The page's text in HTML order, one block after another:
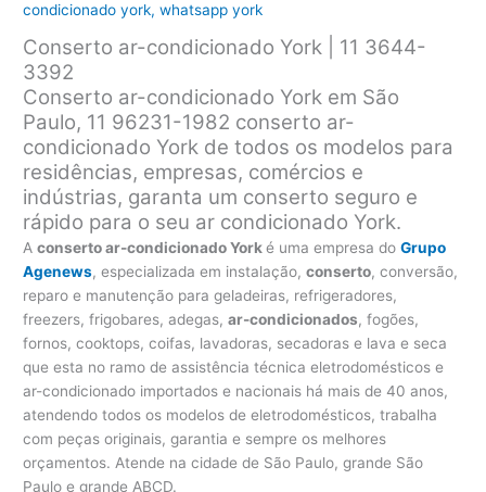
condicionado york,whatsapp york
Conserto ar-condicionado York | 11 3644-
3392
Conserto ar-condicionado York em São
Paulo, 11 96231-1982 conserto ar-
condicionado York de todos os modelos para
residências, empresas, comércios e
indústrias, garanta um conserto seguro e
rápido para o seu ar condicionado York.
Aconserto ar-condicionado Yorké uma empresa doGrupo
Agenews, especializada em instalação,conserto, conversão,
reparo e manutenção para geladeiras, refrigeradores,
freezers, frigobares, adegas,ar-condicionados, fogões,
fornos, cooktops, coifas, lavadoras, secadoras e lava e seca
que esta no ramo de assistência técnica eletrodomésticos e
ar-condicionado importados e nacionais há mais de 40 anos,
atendendo todos os modelos de eletrodomésticos, trabalha
com peças originais, garantia e sempre os melhores
orçamentos. Atende na cidade de São Paulo, grande São
Paulo e grande ABCD.